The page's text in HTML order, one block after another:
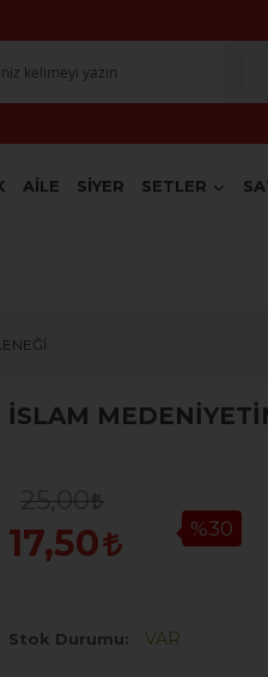
AİLE SİYER SETLER
İSLAM
25,00
17,50 %30
Stok Durumu VAR